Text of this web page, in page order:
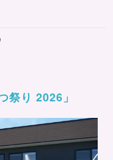
祭り 2026」